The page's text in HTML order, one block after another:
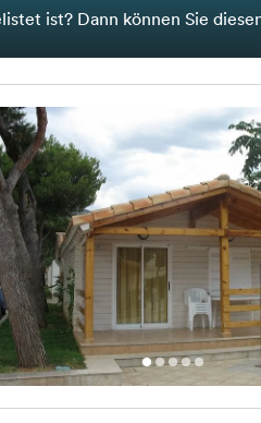
ist? Dann können Sie